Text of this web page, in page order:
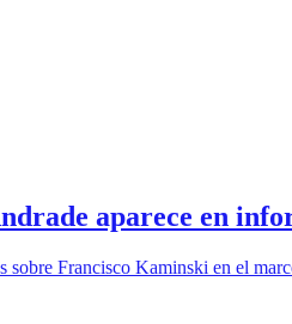
aparece en
sobre Francisco Kaminski en el